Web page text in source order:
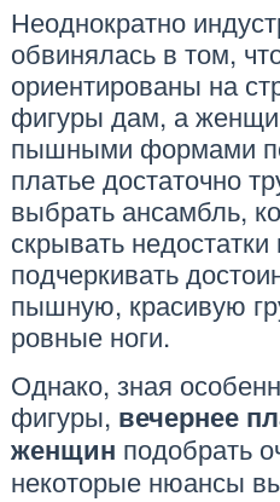
СТИЛЬ
СТИЛИ ВЕЧЕРНИХ ПЛАТЬЕВ
ПЛАТЬЯ ДОСТОЙНЫЕ
ОБРАЗЫ ЦЕРЕМОНИИ
ОСКАР — 2014
Неоднократно
обвинялась в том,
ориентированы на
фигуры дам, а
пышными формами
платье достаточно
выбрать ансамбль,
скрывать
подчеркивать
пышную, красивую
ровные ноги.
Однако, зная
фигуры, вечернее
женщин подобрать
некоторые нюансы